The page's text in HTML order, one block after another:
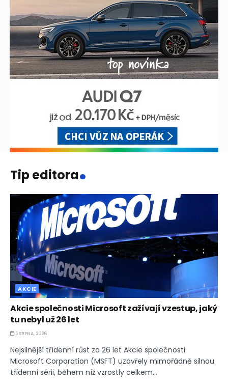
Tip editora.
AKCIE
Akcie společnosti Microsoft zažívají vzestup, jaký
tu nebyl už 26 let
5 SRPNA, 2026
Nejsilnější třídenní růst za 26 let Akcie společnosti
Microsoft Corporation (MSFT) uzavřely mimořádně silnou
třídenní sérii, během níž vzrostly celkem...